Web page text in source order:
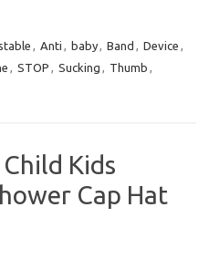
, Anti , baby, Band , Device ,
, STOP , Sucking , Thumb ,
Kids
Cap Hat